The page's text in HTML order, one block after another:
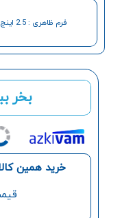
بخر
خرید همین
فرم ظاهری : 2.5 اینچ